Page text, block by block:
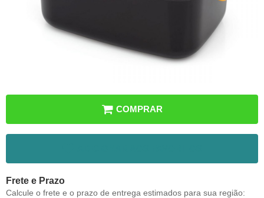
COMPRAR
Frete e Prazo
Calcule o frete e o prazo de entrega estimados para sua região: